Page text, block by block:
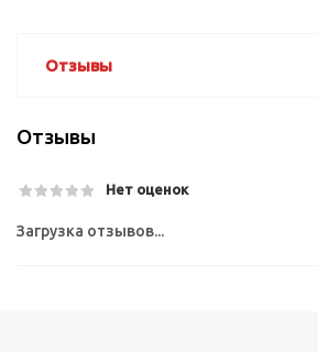
Отзывы
Отзывы
Нет оценок
Загрузка отзывов...